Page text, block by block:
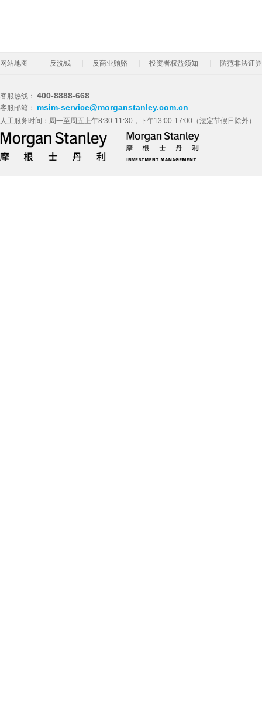
网站地图 反洗钱 反商业贿赂 投资者权益须知 防范非法证
客服热线： 400-8888-668
客服邮箱： msim-service@morganstanley.com.cn
人工服务时间：周一至周五上午8:30-11:30，下午13:00-17:00（法定节假日除外）